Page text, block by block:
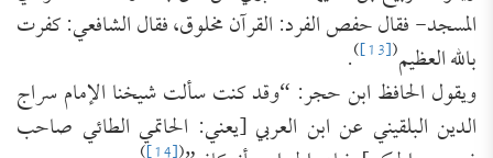
المسجد- فقال حفص الفرد: القرآن مخلوق، فقال الشافعي: كفرت
بالله العظيم(
[13]
)
.
ويقول الحافظ ابن حجر: “وقد كنت سألت شيخنا الإمام سراج
الدين البلقيني عن ابن العربي [يعني: الحاتمي الطائي صاحب